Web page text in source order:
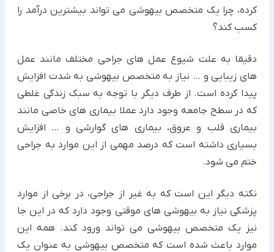
کرده، چرا یک متخصص بیهوشی می تواند بیشترین درآمد را
کسب کند؟
دقیقا به علت شیوع عمل های جراحی مختلف مانند عمل
های زیبایی و … نیاز به متخصص بیهوشی به شدت افزایش
پیدا کرده است. از طرف دیگر با توجه به سبک زندگی غلطی
که در سطح جامعه وجود دارد عملا بیماری های خاصی مانند
بیماری قلب و عروق، بیماری های گوارشی و … افزایش
بسیاری داشته است که درصد مهمی از این موارد به جراحی
ختم می شود.
نکته دیگر این است که به غیر از جراحی، در برخی از موارد
پزشکی نیاز به بیهوشی های موقتی وجود دارد که در این جا
نیز یک متخصص بیهوشی می تواند ورود کند. همه این
موارد باعث شده است که متخصص بیهوشی به عنوان یک